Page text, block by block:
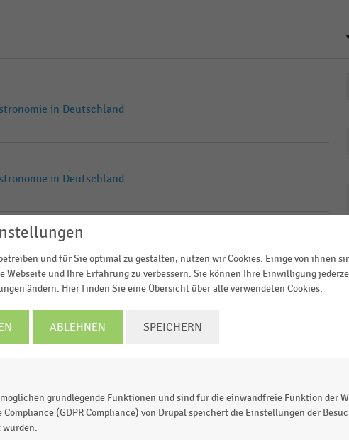
in Deutschland
in Deutschland
in Deutschland
in Deutschland
in Deutschland
und für Sie optimal zu gestalten, nutzen wir Cookies. Einige von ihnen
Webseite und Ihre Erfahrung zu verbessern. Sie können Ihre Einwilligung
ändern. Hier finden Sie eine Übersicht über alle verwendeten Cookies.
ABLEHNEN SPEICHERN
grundlegende Funktionen und sind für die einwandfreie Funktion der
(GDPR Compliance) von Drupal speichert die Einstellungen der
wurden.